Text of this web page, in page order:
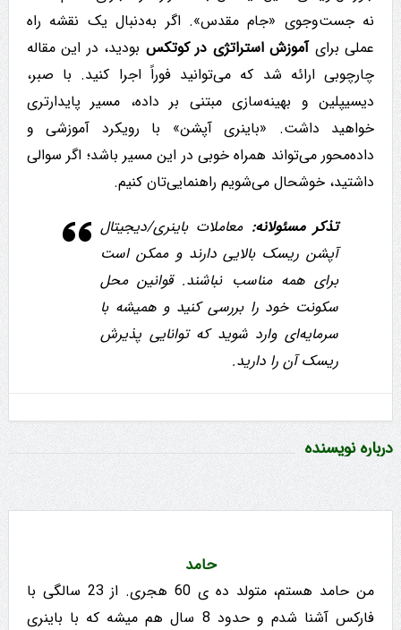
نه جست‌وجوی «جام مقدس». اگر به‌دنبال یک نقشه راه
عملی برایآموزش استراتژی در کوتکس بودید، در این مقاله
چارچوبی ارائه شد که می‌توانید فوراً اجرا کنید. با صبر،
دیسیپلین و بهینه‌سازی مبتنی بر داده، مسیر پایدارتری
خواهید داشت. «باینری آپشن» با رویکرد آموزشی و
داده‌محور می‌تواند همراه خوبی در این مسیر باشد؛ اگر سوالی
داشتید، خوشحال می‌شویم راهنمایی‌تان کنیم.
تذکر مسئولانه: معاملات باینری/دیجیتال
آپشن ریسک بالایی دارند و ممکن است
برای همه مناسب نباشند. قوانین محل
سکونت خود را بررسی کنید و همیشه با
سرمایه‌ای وارد شوید که توانایی پذیرش
ریسک آن را دارید.
درباره نویسنده
حامد
من حامد هستم، متولد ده ی 60 هجری. از 23 سالگی با
فارکس آشنا شدم و حدود 8 سال هم میشه که با باینری